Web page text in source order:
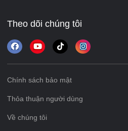
Theo dõi chúng tôi
Chính sách bảo mật
Thỏa thuận người dùng
Về chúng tôi